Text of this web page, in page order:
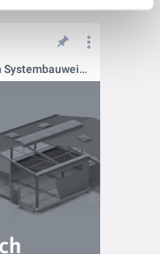
Individuelle Stahlhallen in Systembauweise